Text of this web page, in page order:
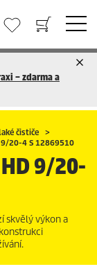
– zdarma a
čističe
9/20-4 S 12869510
HD 9/20-
skvělý výkon a